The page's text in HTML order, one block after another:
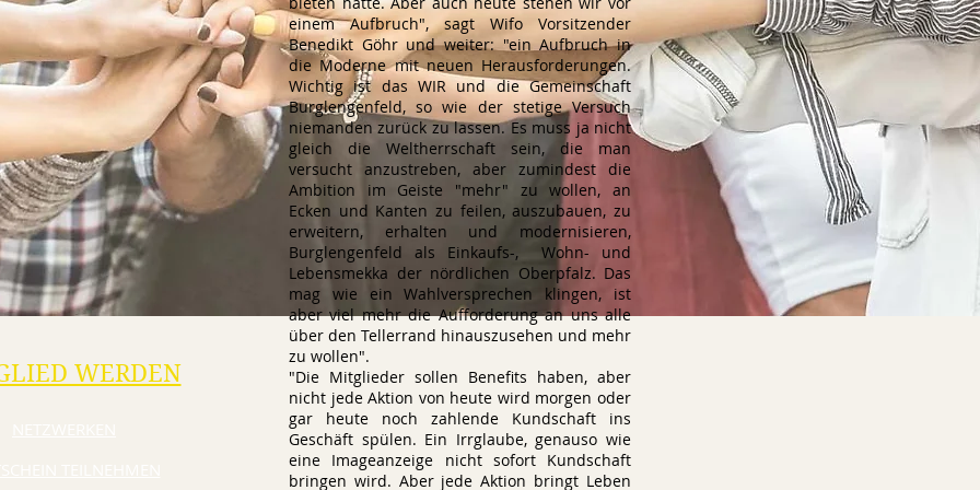
einem Aufbruch", sagt Wifo Vorsitzender
Benedikt Göhr und weiter: "ein Aufbruch in
die Moderne mit neuen Herausforderungen.
Wichtig ist das WIR und die Gemeinschaft
Burglengenfeld, so wie der stetige Versuch
niemanden zurück zu lassen. Es muss ja nicht
gleich die Weltherrschaft sein, die man
versucht anzustreben, aber zumindest die
Ambition im Geiste "mehr" zu wollen, an
Ecken und Kanten zu feilen, auszubauen, zu
erweitern, erhalten und modernisieren,
Burglengenfeld als Einkaufs-, Wohn- und
Lebensmekka der nördlichen Oberpfalz. Das
mag wie ein Wahlversprechen klingen, ist
aber viel mehr die Aufforderung an uns alle
über den Tellerrand hinauszusehen und mehr
zu wollen".
"Die Mitglieder sollen Benefits haben, aber
nicht jede Aktion von heute wird morgen oder
gar heute noch zahlende Kundschaft ins
Geschäft spülen. Ein Irrglaube, genauso wie
eine Imageanzeige nicht sofort Kundschaft
bringen wird. Aber jede Aktion bringt Leben
WERDEN